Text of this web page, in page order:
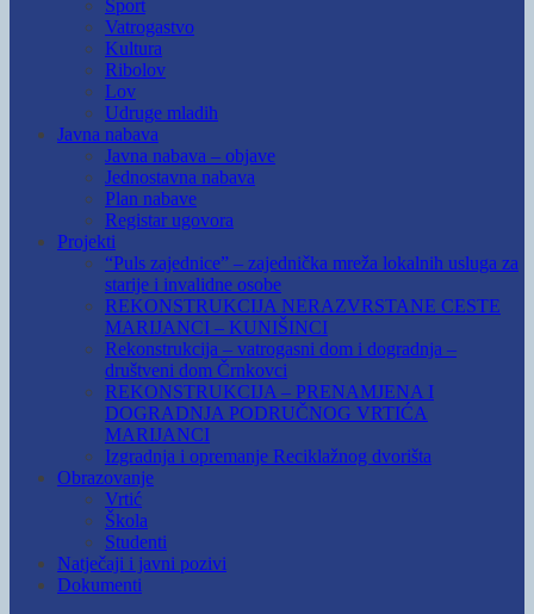
Šport
Vatrogastvo
Kultura
Ribolov
Lov
Udruge mladih
Javna nabava
Javna nabava – objave
Jednostavna nabava
Plan nabave
Registar ugovora
Projekti
“Puls zajednice” – zajednička mreža lokalnih usluga za
starije i invalidne osobe
REKONSTRUKCIJA NERAZVRSTANE CESTE
MARIJANCI – KUNIŠINCI
Rekonstrukcija – vatrogasni dom i dogradnja –
društveni dom Črnkovci
REKONSTRUKCIJA – PRENAMJENA I
DOGRADNJA PODRUČNOG VRTIĆA
MARIJANCI
Izgradnja i opremanje Reciklažnog dvorišta
Obrazovanje
Vrtić
Škola
Studenti
Natječaji i javni pozivi
Dokumenti